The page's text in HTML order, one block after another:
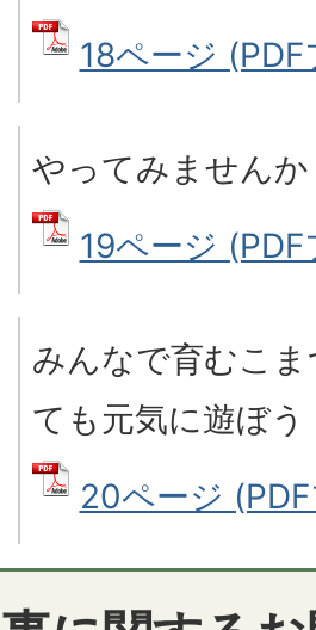
18ページ
やってみません
19ページ
みんなで育むこ
ても元気に遊ぼう
20ページ